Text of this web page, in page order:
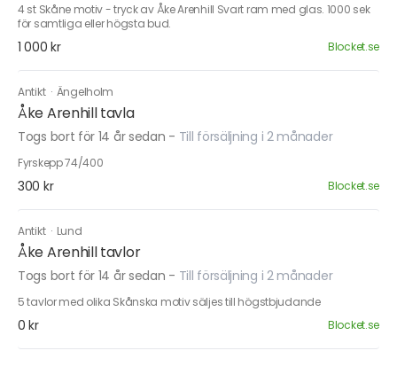
4 st Skåne motiv - tryck av Åke Arenhill Svart ram med glas. 1000 sek
för samtliga eller högsta bud.
1 000 kr Blocket.se
Antikt · Ängelholm
Åke Arenhill tavla
Togs bort för 14 år sedan - Till försäljning i 2 månader
Fyrskepp 74/400
300 kr Blocket.se
Antikt · Lund
Åke Arenhill tavlor
Togs bort för 14 år sedan - Till försäljning i 2 månader
5 tavlor med olika Skånska motiv säljes till högstbjudande
0 kr Blocket.se